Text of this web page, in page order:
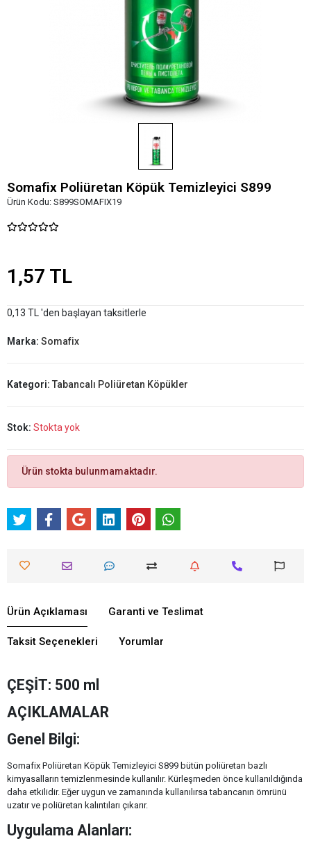
Somafix Poliüretan Köpük Temizleyici S899
Ürün Kodu: S899SOMAFIX19
1,57 TL
0,13 TL 'den başlayan taksitlerle
Marka: Somafix
Kategori: Tabancalı Poliüretan Köpükler
Stok: Stokta yok
Ürün stokta bulunmamaktadır.
Ürün Açıklaması Garanti ve Teslimat
Taksit Seçenekleri Yorumlar
ÇEŞİT: 500 ml
AÇIKLAMALAR
Genel Bilgi:
Somafix Poliüretan Köpük Temizleyici S899 bütün poliüretan bazlı
kimyasalların temizlenmesinde kullanılır. Kürleşmeden önce kullanıldığında
daha etkilidir. Eğer uygun ve zamanında kullanılırsa tabancanın ömrünü
uzatır ve poliüretan kalıntıları çıkarır.
Uygulama Alanları: